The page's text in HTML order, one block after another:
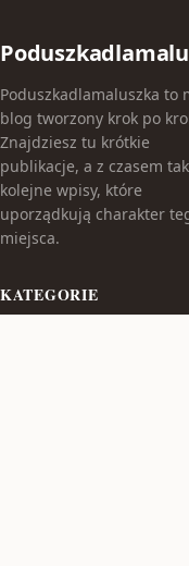
Poduszkadlamaluszka to
blog tworzony krok po
Znajdziesz tu krótkie
publikacje, a z czasem
kolejne wpisy, które
uporządkują charakter
miejsca.
KATEGORIE